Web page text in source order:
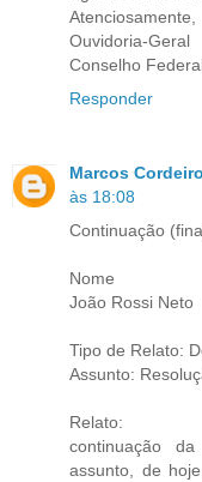
Atenciosamente,
Ouvidoria-Geral
Conselho
Responder
Marcos
às 18:08
Continuação
Nome
João Rossi Neto
Tipo de Relato:
Assunto:
Relato:
continuação
assunto, de